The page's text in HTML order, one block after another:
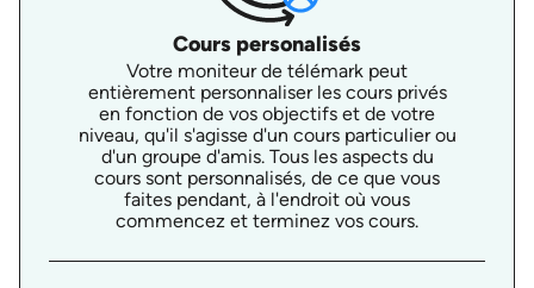
Cours personalisés
Votre moniteur de télémark peut
entièrement personnaliser les cours privés
en fonction de vos objectifs et de votre
niveau, qu'il s'agisse d'un cours particulier ou
d'un groupe d'amis. Tous les aspects du
cours sont personnalisés, de ce que vous
faites pendant, à l'endroit où vous
commencez et terminez vos cours.